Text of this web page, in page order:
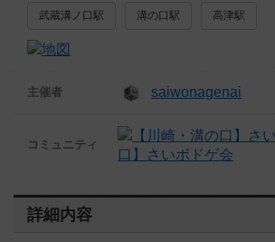
武蔵溝ノ口駅 溝の口駅 高津駅
主催者 saiwonagenai
コミュニティ
口】さいボドゲ会
詳細内容